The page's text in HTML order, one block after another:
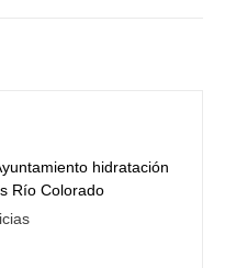
hidratación
Río Colorado